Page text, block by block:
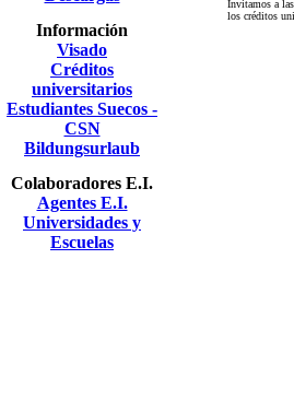
Información
Visado
Créditos
universitarios
Estudiantes Suecos -
CSN
Bildungsurlaub
Colaboradores E.I.
Agentes E.I.
Universidades y
Escuelas
Invitamos a
los créditos